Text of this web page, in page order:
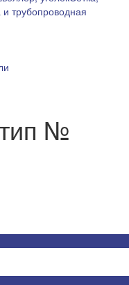
трубопроводная
№